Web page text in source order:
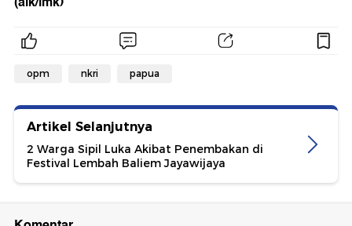
opm nkri papua
Artikel Selanjutnya
2 Warga Sipil Luka Akibat Penembakan di
Festival Lembah Baliem Jayawijaya